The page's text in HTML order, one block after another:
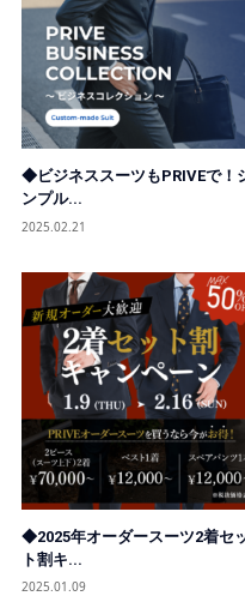
◆ビジネススーツもPRIVEで！
ンプル...
2025.02.21
◆2025年オーダースーツ2着セ
ト割キ...
2025.01.09